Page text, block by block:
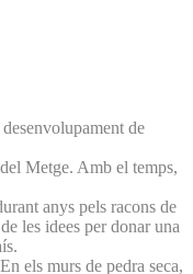
de
Metge. Amb el temps,
anys pels racons de
les idees per donar una
els murs de pedra seca,